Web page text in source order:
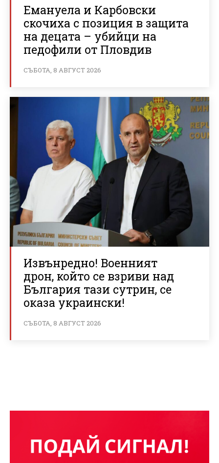
Емануела и Карбовски
скочиха с позиция в защита
на децата – убийци на
педофили от Пловдив
СЪБОТА, 8 АВГУСТ 2026
Извънредно! Военният
дрон, който се взриви над
България тази сутрин, се
оказа украински!
СЪБОТА, 8 АВГУСТ 2026